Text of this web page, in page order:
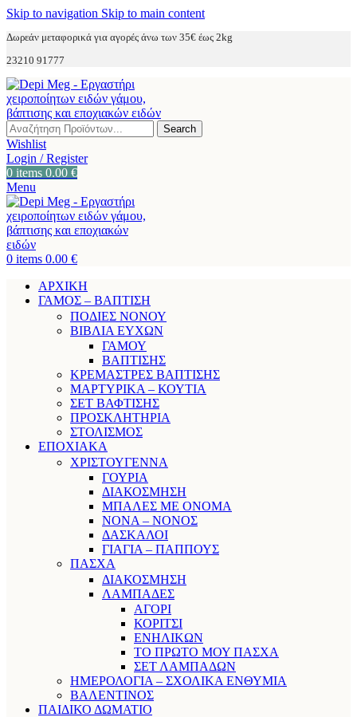
Skip to navigation Skip to main content
Δωρεάν μεταφορικά για αγορές άνω των 35€ έως 2kg
23210 91777
Search
Wishlist
Login / Register
0 items 0.00 €
Menu
0 items 0.00 €
ΑΡΧΙΚΗ
ΓΑΜΟΣ – ΒΑΠΤΙΣΗ
ΠΟΔΙΕΣ ΝΟΝΟΥ
ΒΙΒΛΙΑ ΕΥΧΩΝ
ΓΑΜΟΥ
ΒΑΠΤΙΣΗΣ
ΚΡΕΜΑΣΤΡΕΣ ΒΑΠΤΙΣΗΣ
ΜΑΡΤΥΡΙΚΑ – ΚΟΥΤΙΑ
ΣΕΤ ΒΑΦΤΙΣΗΣ
ΠΡΟΣΚΛΗΤΗΡΙΑ
ΣΤΟΛΙΣΜΟΣ
ΕΠΟΧΙΑΚΑ
ΧΡΙΣΤΟΥΓΕΝΝΑ
ΓΟΥΡΙΑ
ΔΙΑΚΟΣΜΗΣΗ
ΜΠΑΛΕΣ ΜΕ ΟΝΟΜΑ
ΝΟΝΑ – ΝΟΝΟΣ
ΔΑΣΚΑΛΟΙ
ΓΙΑΓΙΑ – ΠΑΠΠΟΥΣ
ΠΑΣΧΑ
ΔΙΑΚΟΣΜΗΣΗ
ΛΑΜΠΑΔΕΣ
ΑΓΟΡΙ
ΚΟΡΙΤΣΙ
ΕΝΗΛΙΚΩΝ
ΤΟ ΠΡΩΤΟ ΜΟΥ ΠΑΣΧΑ
ΣΕΤ ΛΑΜΠΑΔΩΝ
ΗΜΕΡΟΛΟΓΙΑ – ΣΧΟΛΙΚΑ ΕΝΘΥΜΙΑ
ΒΑΛΕΝΤΙΝΟΣ
ΠΑΙΔΙΚΟ ΔΩΜΑΤΙΟ